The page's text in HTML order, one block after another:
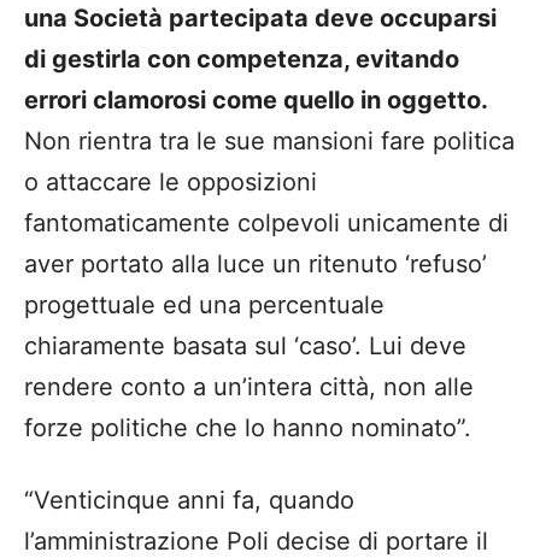
una Società partecipata deve occuparsi
di gestirla con competenza, evitando
errori clamorosi come quello in oggetto.
Non rientra tra le sue mansioni fare politica
o attaccare le opposizioni
fantomaticamente colpevoli unicamente di
aver portato alla luce un ritenuto ‘refuso’
progettuale ed una percentuale
chiaramente basata sul ‘caso’. Lui deve
rendere conto a un’intera città, non alle
forze politiche che lo hanno nominato”.
“Venticinque anni fa, quando
l’amministrazione Poli decise di portare il